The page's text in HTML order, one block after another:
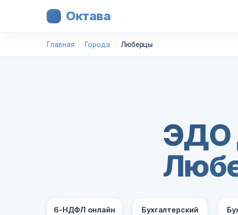
Октава
Главная Города Люберцы
ЭДО
6-НДФЛ онлайн
Бухгалтерский